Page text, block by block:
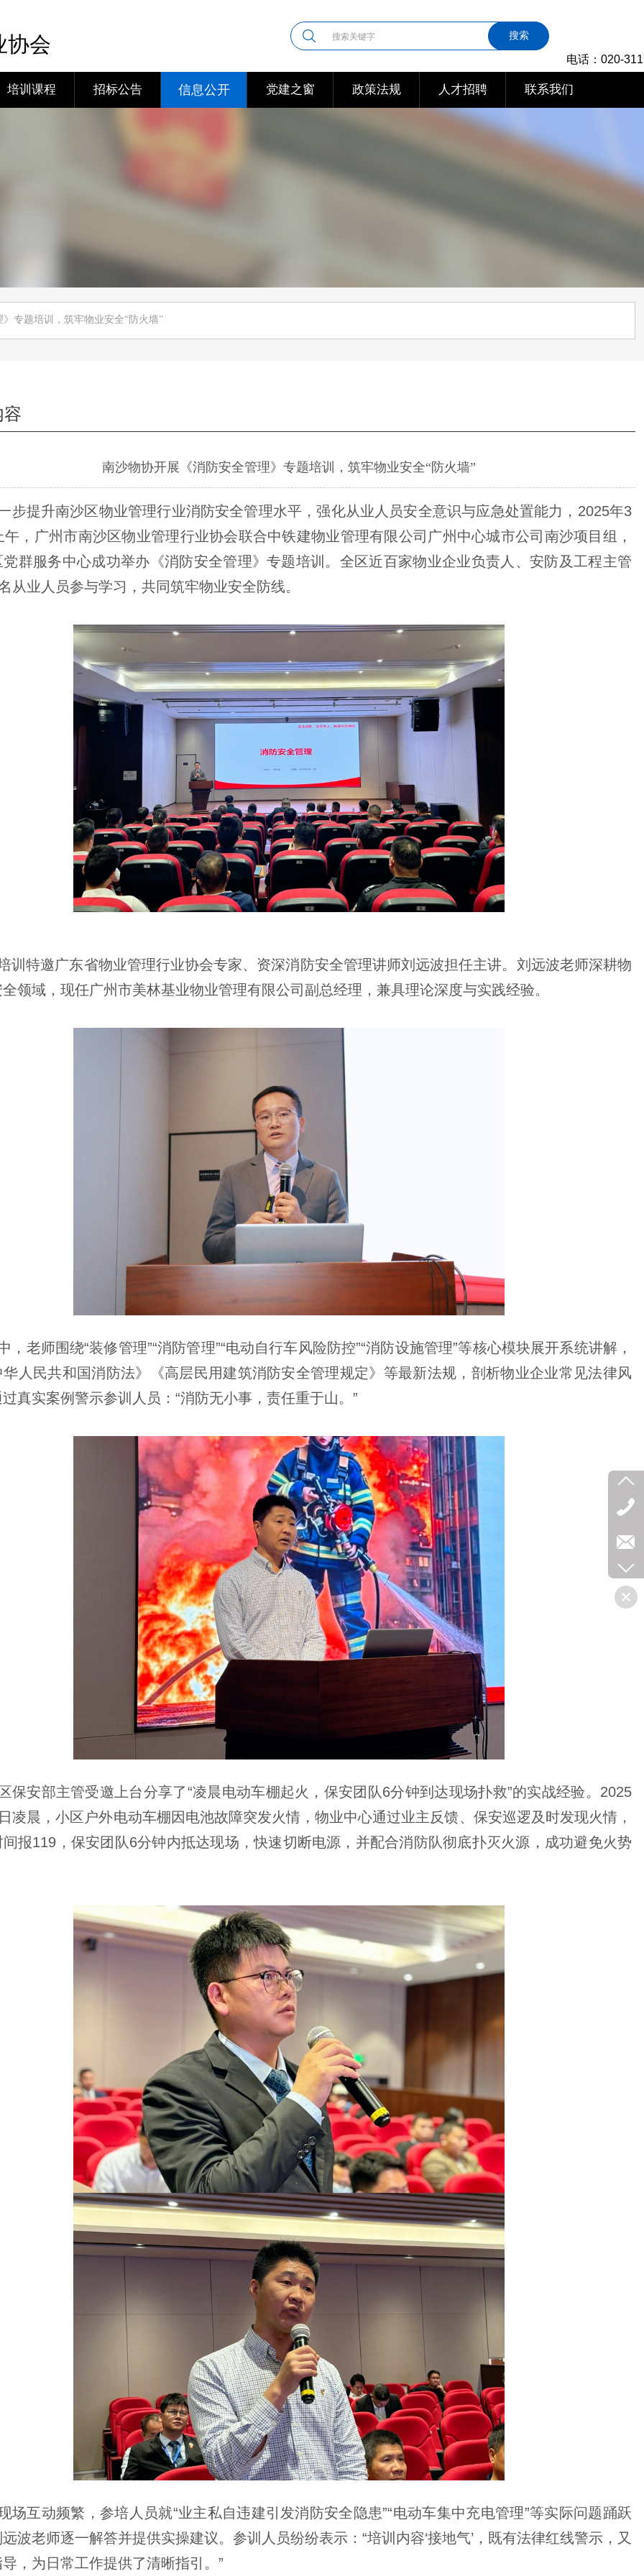
协会
电话：020-
搜索
培训课程 招标公告 信息公开 党建之窗 政策法规 人才招聘 联系我们
专题培训，筑牢物业安全“防火墙”
容
南沙物协开展《消防安全管理》专题培训，筑牢物业安全“防火墙”
步提升南沙区物业管理行业消防安全管理水平，强化从业人员安全意识与应急处置能力，2025年3
午，广州市南沙区物业管理行业协会联合中铁建物业管理有限公司广州中心城市公司南沙项目组，
群服务中心成功举办《消防安全管理》专题培训。全区近百家物业企业负责人、安防及工程主管
从业人员参与学习，共同筑牢物业安全防线。
训特邀广东省物业管理行业协会专家、资深消防安全管理讲师刘远波担任主讲。刘远波老师深耕物
领域，现任广州市美林基业物业管理有限公司副总经理，兼具理论深度与实践经验。
，老师围绕“装修管理”“消防管理”“电动自行车风险防控”“消防设施管理”等核心模块展开系统讲解，
人民共和国消防法》《高层民用建筑消防安全管理规定》等最新法规，剖析物业企业常见法律风
真实案例警示参训人员：“消防无小事，责任重于山。”
保安部主管受邀上台分享了“凌晨电动车棚起火，保安团队6分钟到达现场扑救”的实战经验。2025
凌晨，小区户外电动车棚因电池故障突发火情，物业中心通过业主反馈、保安巡逻及时发现火情，
报119，保安团队6分钟内抵达现场，快速切断电源，并配合消防队彻底扑灭火源，成功避免火势
场互动频繁，参培人员就“业主私自违建引发消防安全隐患”“电动车集中充电管理”等实际问题踊跃
波老师逐一解答并提供实操建议。参训人员纷纷表示：“培训内容‘接地气’，既有法律红线警示，又
，为日常工作提供了清晰指引。”